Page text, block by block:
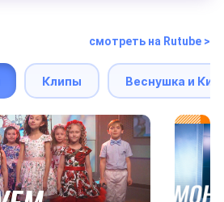
смотреть на Rutube >
Клипы Веснушка и